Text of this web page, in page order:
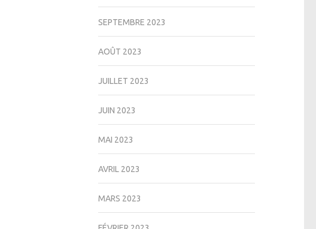
SEPTEMBRE 2023
AOÛT 2023
JUILLET 2023
JUIN 2023
MAI 2023
AVRIL 2023
MARS 2023